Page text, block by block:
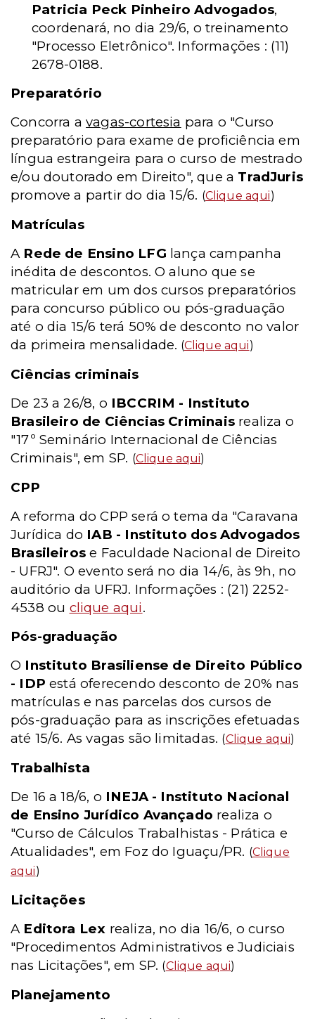
Patricia Peck Pinheiro Advogados,
coordenará, no dia 29/6, o treinamento
"Processo Eletrônico". Informações : (11)
2678-0188.
Preparatório
Concorra avagas-cortesia para o "Curso
preparatório para exame de proficiência em
língua estrangeira para o curso de mestrado
e/ou doutorado em Direito", que a TradJuris
promove a partir do dia 15/6. (Clique aqui)
Matrículas
A Rede de Ensino LFG lança campanha
inédita de descontos. O aluno que se
matricular em um dos cursos preparatórios
para concurso público ou pós-graduação
até o dia 15/6 terá 50% de desconto no valor
da primeira mensalidade. (Clique aqui)
Ciências criminais
De 23 a 26/8, o IBCCRIM - Instituto
Brasileiro de Ciências Criminaisrealiza o
"17º Seminário Internacional de Ciências
Criminais", em SP. (Clique aqui)
CPP
A reforma do CPP será o tema da "Caravana
Jurídica do IAB - Instituto dos Advogados
Brasileiros e Faculdade Nacional de Direito
- UFRJ". O evento será no dia 14/6, às 9h, no
auditório da UFRJ. Informações : (21) 2252-
4538 ou clique aqui.
Pós-graduação
O Instituto Brasiliense de Direito Público
- IDP está oferecendo desconto de 20% nas
matrículas e nas parcelas dos cursos de
pós-graduação para as inscrições efetuadas
até 15/6. As vagas são limitadas. (Clique aqui)
Trabalhista
De 16 a 18/6, o INEJA - Instituto Nacional
de Ensino Jurídico Avançado realiza o
"Curso de Cálculos Trabalhistas - Prática e
Atualidades", em Foz do Iguaçu/PR. (Clique
aqui)
Licitações
A Editora Lex realiza, no dia 16/6, o curso
"Procedimentos Administrativos e Judiciais
nas Licitações", em SP. (Clique aqui)
Planejamento